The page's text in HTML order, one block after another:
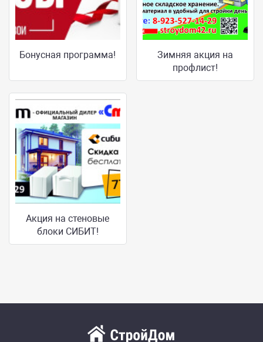
Бонусная программа!
Зимняя акция на
профлист!
Акция на стеновые
блоки СИБИТ!